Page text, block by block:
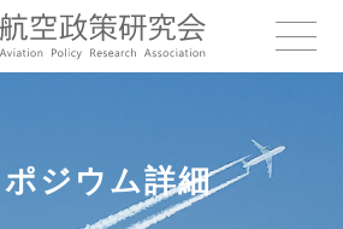
ジウム詳細